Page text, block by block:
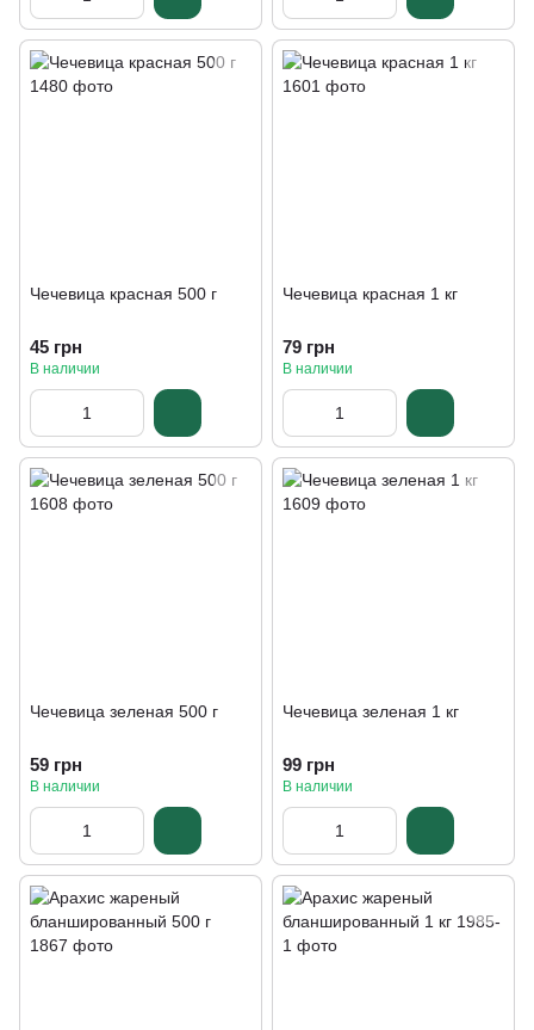
Чечевица красная 500 г
45 грн
В наличии
Чечевица красная 1 кг
79 грн
В наличии
Чечевица зеленая 500 г
59 грн
В наличии
Чечевица зеленая 1 кг
99 грн
В наличии